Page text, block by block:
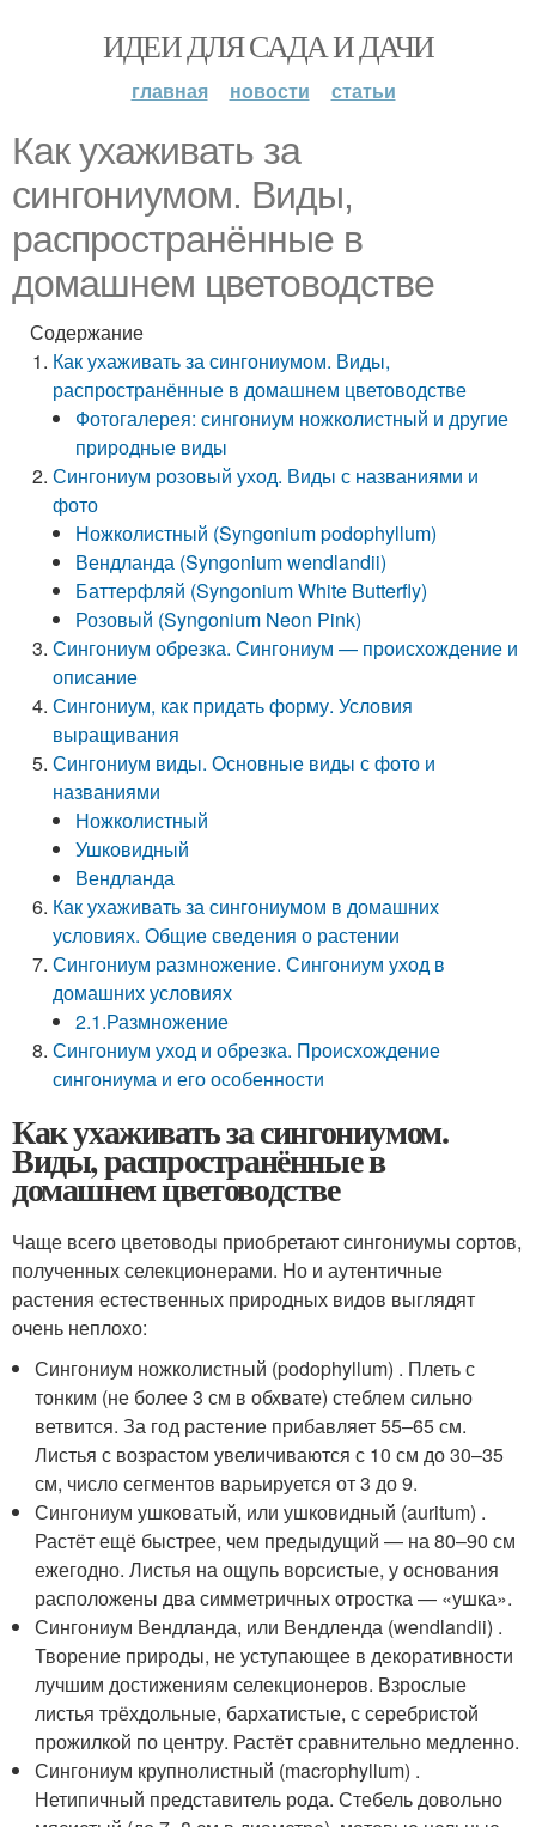
ИДЕИ ДЛЯ САДА И ДАЧИ
главная новости статьи
Как ухаживать за
сингониумом. Виды,
распространённые в
домашнем цветоводстве
Содержание
Как ухаживать за сингониумом. Виды,
распространённые в домашнем цветоводстве
Фотогалерея: сингониум ножколистный и другие
природные виды
Сингониум розовый уход. Виды с названиями и
фото
Ножколистный (Syngonium podophyllum)
Вендланда (Syngonium wendlandii)
Баттерфляй (Syngonium White Butterfly)
Розовый (Syngonium Neon Pink)
Сингониум обрезка. Сингониум — происхождение и
описание
Сингониум, как придать форму. Условия
выращивания
Сингониум виды. Основные виды с фото и
названиями
Ножколистный
Ушковидный
Вендланда
Как ухаживать за сингониумом в домашних
условиях. Общие сведения о растении
Сингониум размножение. Сингониум уход в
домашних условиях
2.1.Размножение
Сингониум уход и обрезка. Происхождение
сингониума и его особенности
Как ухаживать за сингониумом.
Виды, распространённые в
домашнем цветоводстве
Чаще всего цветоводы приобретают сингониумы сортов,
полученных селекционерами. Но и аутентичные
растения естественных природных видов выглядят
очень неплохо:
Сингониум ножколистный (podophyllum) . Плеть с
тонким (не более 3 см в обхвате) стеблем сильно
ветвится. За год растение прибавляет 55–65 см.
Листья с возрастом увеличиваются с 10 см до 30–35
см, число сегментов варьируется от 3 до 9.
Сингониум ушковатый, или ушковидный (auritum) .
Растёт ещё быстрее, чем предыдущий — на 80–90 см
ежегодно. Листья на ощупь ворсистые, у основания
расположены два симметричных отростка — «ушка».
Сингониум Вендланда, или Вендленда (wendlandii) .
Творение природы, не уступающее в декоративности
лучшим достижениям селекционеров. Взрослые
листья трёхдольные, бархатистые, с серебристой
прожилкой по центру. Растёт сравнительно медленно.
Сингониум крупнолистный (macrophyllum) .
Нетипичный представитель рода. Стебель довольно